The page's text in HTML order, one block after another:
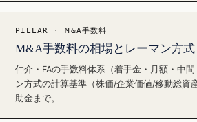
PILLAR · M&A手数料
M&A手数料の相場とレーマン方式
仲介・FAの手数料体系（着手金・月額・中
ン方式の計算基準（株価/企業価値/移動総資
助金まで。